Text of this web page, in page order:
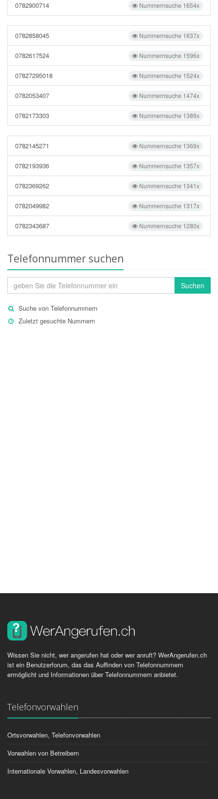
Nummernsuche 1654x
0782900714
Nummernsuche 1637x
0782858045
Nummernsuche 1596x
0782617524
Nummernsuche 1524x
07827295018
Nummernsuche 1474x
0782053407
Nummernsuche 1389x
0782173303
Nummernsuche 1369x
0782145271
Nummernsuche 1357x
0782193936
Nummernsuche 1341x
0782369262
Nummernsuche 1317x
0782049982
Nummernsuche 1280x
0782343687
Telefonnummer suchen
Suchen
Suche von Telefonnummern
Zuletzt gesuchte Nummern
Wissen Sie nicht, wer angerufen hat oder wer anruft? WerAngerufen.ch
ist ein Benutzerforum, das das Auffinden von Telefonnummern
ermöglicht und Informationen über Telefonnummern anbietet.
Telefonvorwahlen
Ortsvorwahlen, Telefonvorwahlen
Vorwahlen von Betreibern
Internationale Vorwahlen, Landesvorwahlen